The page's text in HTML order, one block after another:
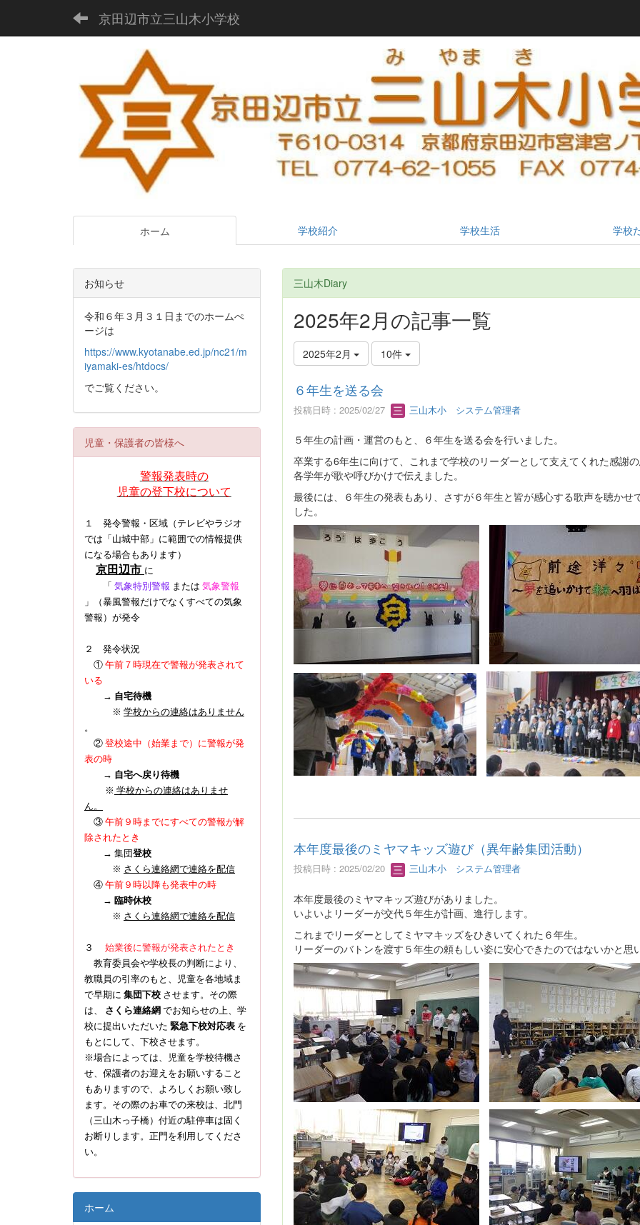
京田辺市立三山木小学校
ホーム 学校紹介 学校生活 学校
三山木Diary
2025年2月の記事一覧
2025年2月 10件
６年生を送る会
投稿日時 : 2025/02/27 三山木小 システム管理者
５年生の計画・運営のもと、６年生を送る会を行いました。
卒業する6年生に向けて、これまで学校のリーダーとして支えてくれた感謝
各学年が歌や呼びかけで伝えました。
最後には、６年生の発表もあり、さすが６年生と皆が感心する歌声を聴かせ
した。
本年度最後のミヤマキッズ遊び（異年齢集団活動）
投稿日時 : 2025/02/20 三山木小 システム管理者
本年度最後のミヤマキッズ遊びがありました。
いよいよリーダーが交代５年生が計画、進行します。
これまでリーダーとしてミヤマキッズをひきいてくれた６年生。
リーダーのバトンを渡す５年生の頼もしい姿に安心できたのではないかと思
お知らせ
令和６年３月３１日までのホームぺ
ージは
https://www.kyotanabe.ed.jp/nc21/m
iyamaki-es/htdocs/
でご覧ください。
児童・保護者の皆様へ
警報発表時の
児童の登下校について
１ 発令警報・区域（テレビやラジオ
では「山城中部」に範囲での情報提供
になる場合もあります）
京田辺市 に
「 気象特別警報 または 気象警報
」（暴風警報だけでなくすべての気象
警報） が発令
２ 発令状況
① 午前７時現在で警報が発表されて
いる
→ 自宅待機
※ 学校からの連絡はありません
。
② 登校途中（始業まで）に警報が発
表の時
→ 自宅へ戻り待機
※ 学校からの連絡はありませ
ん。
③ 午前９時までにすべての警報が解
除されたとき
→ 集団登校
※ さくら連絡網で連絡を配信
④ 午前９時以降も発表中の時
→ 臨時休校
※ さくら連絡網で連絡を配信
３ 始業後に警報が発表されたとき
教育委員会や学校長の判断により、
教職員の引率のもと、児童を各地域ま
で早期に 集団下校 させます。その際
は、 さくら連絡網 でお知らせの上、学
校に提出いただいた 緊急下校対応表 を
もとにして、下校させます。
※場合によっては、児童を学校待機さ
せ、保護者のお迎えをお願いすること
もありますので、よろしくお願い致し
ます。その際のお車での来校は、北門
（三山木っ子橋）付近の駐停車は固く
お断りします。正門を利用してくださ
い。
ホーム